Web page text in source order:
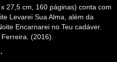
27,5 cm, 160 páginas) conta com
Levarei Sua Alma, além da
Encarnarei no Teu cadáver.
(2016).